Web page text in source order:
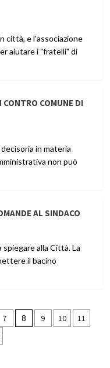
città, e l'associazione
aiutare i "fratelli" di
CONTRO COMUNE DI
in materia
non può
AL SINDACO
alla Città. La
il bacino
7 8 9 10
11